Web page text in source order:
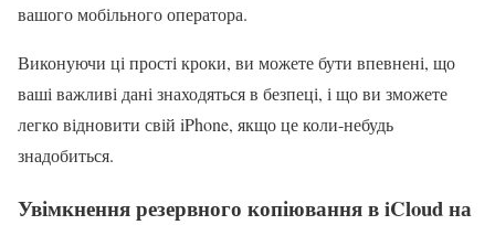
вашого мобільного оператора.
Виконуючи ці прості кроки, ви можете бути впевнені, що
ваші важливі дані знаходяться в безпеці, і що ви зможете
легко відновити свій iPhone, якщо це коли-небудь
знадобиться.
Увімкнення резервного копіювання в iCloud на